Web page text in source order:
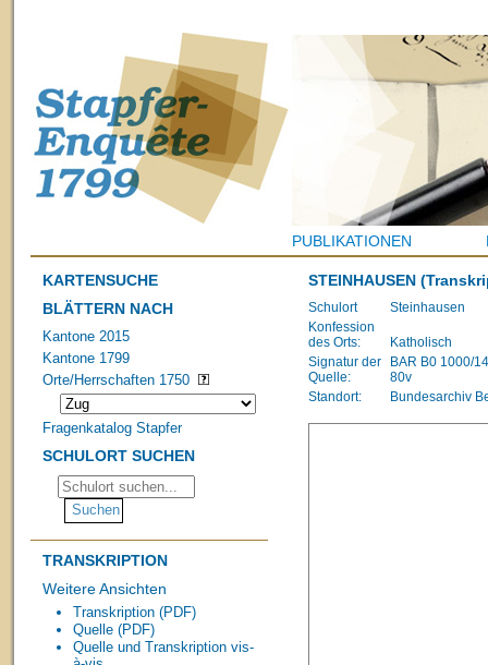
PUBLIKATIONEN
KARTENSUCHE
BLÄTTERN NACH
Kantone 2015
Kantone 1799
Orte/Herrschaften 1750
Fragenkatalog Stapfer
SCHULORT SUCHEN
TRANSKRIPTION
Weitere Ansichten
Transkription (PDF)
Quelle (PDF)
Quelle und Transkription vis-
STEINHAUSEN
Schulort
Steinhausen
Konfession
des Orts:
Katholisch
Signatur der
Quelle:
BAR B0 1000/
80v
Standort:
Bundesarchiv